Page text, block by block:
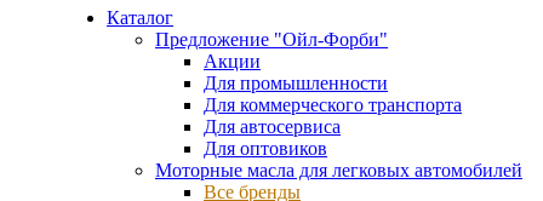
Каталог
Предложение "Ойл-Форби"
Акции
Для промышленности
Для коммерческого транспорта
Для автосервиса
Для оптовиков
Моторные масла для легковых автомобилей
Все бренды